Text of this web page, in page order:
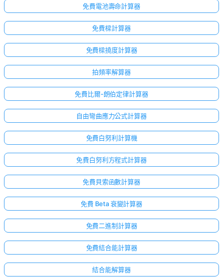
免費電池壽命計算器
免費樑計算器
免費樑撓度計算器
拍頻率解算器
免費比爾-朗伯定律計算器
自由彎曲應力公式計算器
免費白努利計算機
免費白努利方程式計算器
免費貝索函數計算器
免費 Beta 衰變計算器
免費二進制計算器
免費結合能計算器
結合能解算器